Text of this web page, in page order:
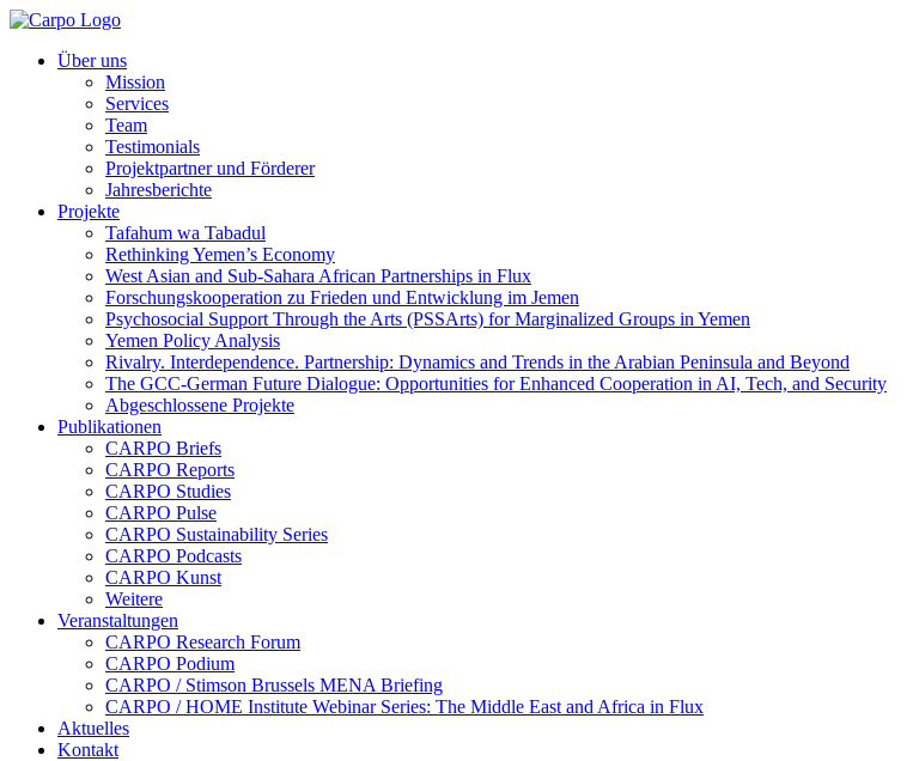
Über uns
Mission
Services
Team
Testimonials
Projektpartner und Förderer
Jahresberichte
Projekte
Tafahum wa Tabadul
Rethinking Yemen’s Economy
West Asian and Sub-Sahara African Partnerships in Flux
Forschungskooperation zu Frieden und Entwicklung im Jemen
Psychosocial Support Through the Arts (PSSArts) for Marginalized Groups in Yemen
Yemen Policy Analysis
Rivalry. Interdependence. Partnership: Dynamics and Trends in the Arabian Peninsula and Beyond
The GCC-German Future Dialogue: Opportunities for Enhanced Cooperation in AI, Tech, and Security
Abgeschlossene Projekte
Publikationen
CARPO Briefs
CARPO Reports
CARPO Studies
CARPO Pulse
CARPO Sustainability Series
CARPO Podcasts
CARPO Kunst
Weitere
Veranstaltungen
CARPO Research Forum
CARPO Podium
CARPO / Stimson Brussels MENA Briefing
CARPO / HOME Institute Webinar Series: The Middle East and Africa in Flux
Aktuelles
Kontakt